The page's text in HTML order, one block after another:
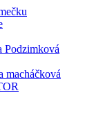
Podzimková
macháčková